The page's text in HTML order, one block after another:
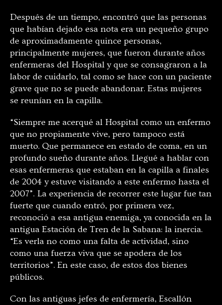
Después de un tiempo, encontró que las personas
que habían dejado esa nota era un pequeño grupo
de aproximadamente quince personas,
principalmente mujeres, que fueron durante años
enfermeras del Hospital y que se consagraron a la
labor de cuidarlo, tal como se hace con un paciente
grave que no se puede abandonar. Estas mujeres
se reunían en la capilla.
“Siempre me acerqué al Hospital como un enfermo
que no propiamente vive, pero tampoco está
muerto. Que permanece en estado de coma, en un
profundo sueño durante años. Llegué a hablar con
esas enfermeras que estaban en la capilla a finales
de 2004 y estuve visitando a este enfermo hasta el
2007”. La experiencia de recorrer este lugar fue tan
fuerte que cuando entró, por primera vez,
reconoció a esa antigua enemiga, ya conocida en la
antigua Estación de Tren de la Sabana: la inercia.
“Es verla no como una falta de actividad, sino
como una fuerza viva que se apodera de los
territorios”. En este caso, de estos dos bienes
públicos.
Con las antiguas jefes de enfermería, Escallón